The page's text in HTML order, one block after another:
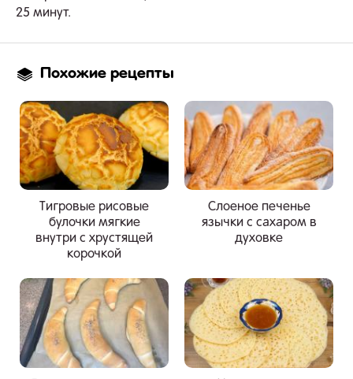
25 минут.
Похожие рецепты
Тигровые рисовые
булочки мягкие
внутри с хрустящей
корочкой
Слоеное печенье
язычки с сахаром в
духовке